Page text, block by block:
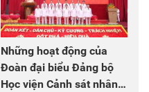
Những hoạt động của
Đoàn đại biểu Đảng bộ
Học viện Cảnh sát nhân